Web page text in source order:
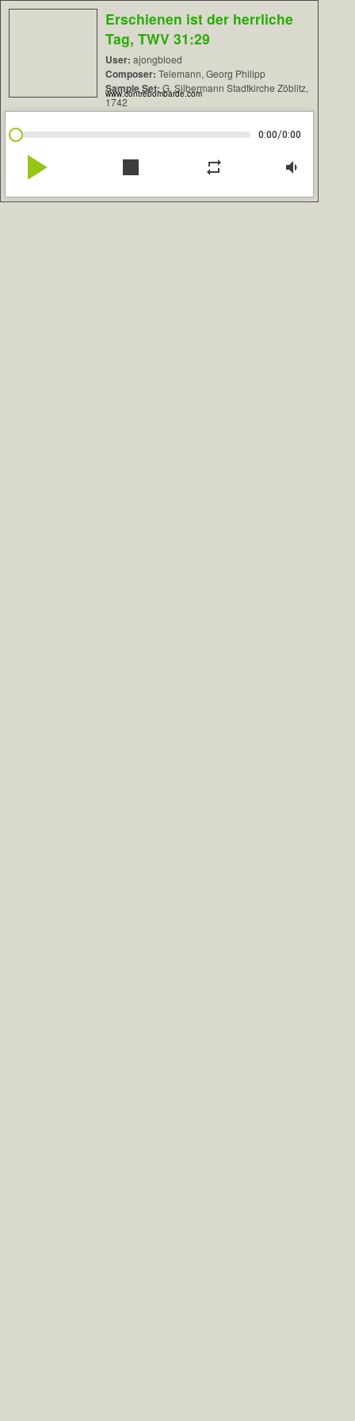
Erschienen ist der herrliche
Tag, TWV 31:29
User: ajongbloed
Composer: Telemann, Georg Philipp
Sample Set: G. Silbermann Stadtkirche Zöblitz,
1742
www.contrebombarde.com
0:00/0:00
play_arrow stop repeat volume_down